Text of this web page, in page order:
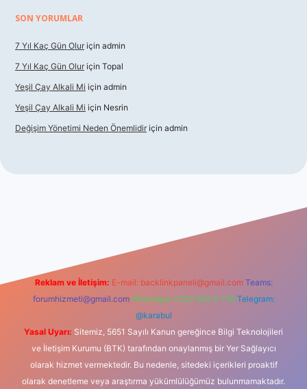
SON YORUMLAR
7 Yıl Kaç Gün Olur için admin
7 Yıl Kaç Gün Olur için Topal
Yeşil Çay Alkali Mi için admin
Yeşil Çay Alkali Mi için Nesrin
Değişim Yönetimi Neden Önemlidir için admin
Reklam ve İletişim: E-mail: backlinkpaneli@gmail.com Teams:
forumhizmeti@gmail.com Whatsapp: 0262 606 0 726 Telegram:
@karabul
Yasal Uyarı: Sitemiz, 5651 Sayılı Kanun gereğince Bilgi Teknolojileri
ve İletişim Kurumu (BTK) tarafından onaylanmış bir Yer Sağlayıcı
olarak hizmet vermektedir. Bu nedenle, sitedeki içerikleri proaktif
olarak denetleme veya araştırma yükümlülüğümüz bulunmamaktadır.